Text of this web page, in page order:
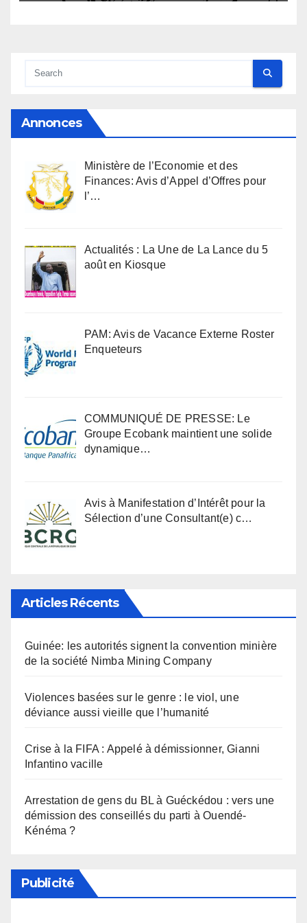
Annonces
Ministère de l’Economie et des
Finances: Avis d’Appel d’Offres pour
l’…
Actualités : La Une de La Lance du 5
août en Kiosque
PAM: Avis de Vacance Externe Roster
Enqueteurs
COMMUNIQUÉ DE PRESSE: Le
Groupe Ecobank maintient une solide
dynamique…
Avis à Manifestation d’Intérêt pour la
Sélection d’une Consultant(e) c…
Articles Récents
Guinée: les autorités signent la convention minière
de la société Nimba Mining Company
Violences basées sur le genre : le viol, une
déviance aussi vieille que l’humanité
Crise à la FIFA : Appelé à démissionner, Gianni
Infantino vacille
Arrestation de gens du BL à Guéckédou : vers une
démission des conseillés du parti à Ouendé-
Kénéma ?
Publicité